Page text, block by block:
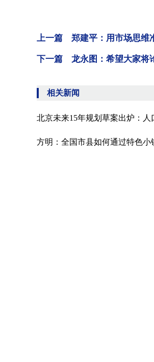
上一篇 郑建平：用市场思维
下一篇 龙永图：希望大家将
相关新闻
北京未来15年规划草案出炉：人
方明：全国市县如何通过特色小